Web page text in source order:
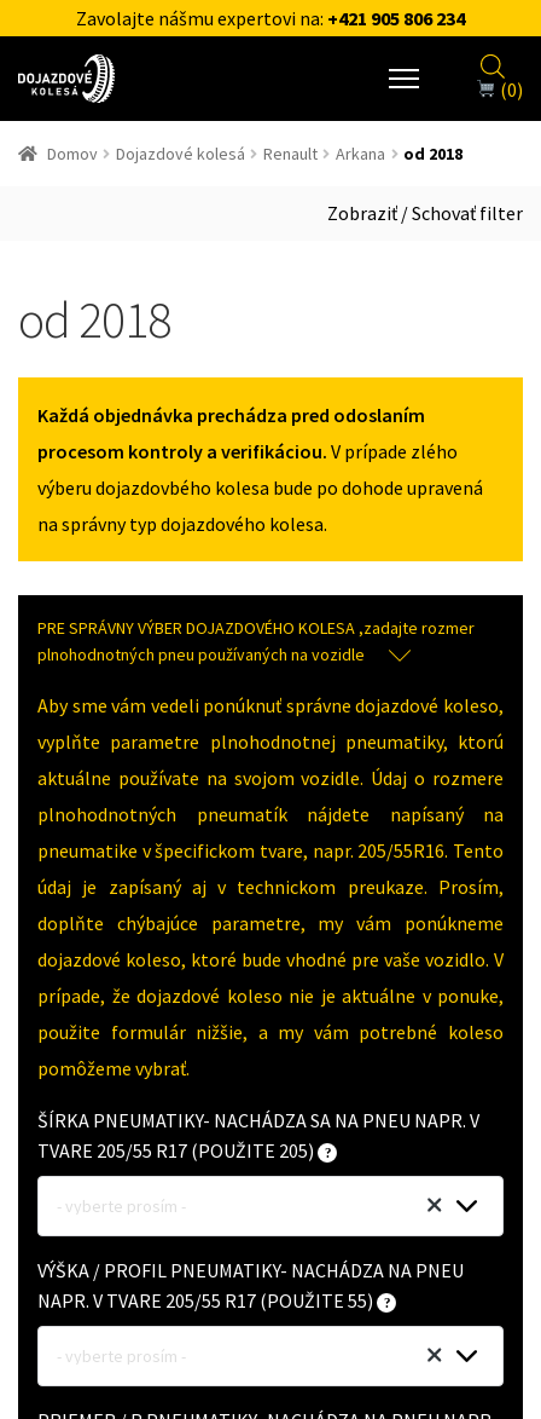
Zavolajte nášmu expertovi na: +421 905 806 234
(0)
Domov Dojazdové kolesá Renault Arkana od 2018
Zobraziť / Schovať filter
od 2018
Každá objednávka prechádza pred odoslaním
procesom kontroly a verifikáciou. V prípade zlého
výberu dojazdovbého kolesa bude po dohode upravená
na správny typ dojazdového kolesa.
PRE SPRÁVNY VÝBER DOJAZDOVÉHO KOLESA ,zadajte rozmer
plnohodnotných pneu používaných na vozidle
Aby sme vám vedeli ponúknuť správne dojazdové koleso,
vyplňte parametre plnohodnotnej pneumatiky, ktorú
aktuálne používate na svojom vozidle. Údaj o rozmere
plnohodnotných pneumatík nájdete napísaný na
pneumatike v špecifickom tvare, napr. 205/55R16. Tento
údaj je zapísaný aj v technickom preukaze. Prosím,
doplňte chýbajúce parametre, my vám ponúkneme
dojazdové koleso, ktoré bude vhodné pre vaše vozidlo. V
prípade, že dojazdové koleso nie je aktuálne v ponuke,
použite formulár nižšie, a my vám potrebné koleso
pomôžeme vybrať.
ŠÍRKA PNEUMATIKY- NACHÁDZA SA NA PNEU NAPR. V
TVARE 205/55 R17 (POUŽITE 205)
- vyberte prosím -
VÝŠKA / PROFIL PNEUMATIKY- NACHÁDZA NA PNEU
NAPR. V TVARE 205/55 R17 (POUŽITE 55)
- vyberte prosím -